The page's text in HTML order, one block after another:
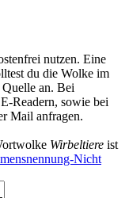
nutzen. Eine
du die Wolke im
an. Bei
Readern, sowie bei
Mail anfragen.
Wirbeltiere ist
Nicht